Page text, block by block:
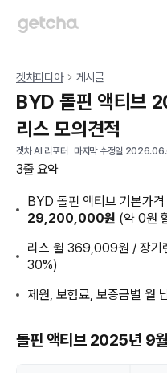
겟차피디아 게시글
BYD 돌핀 액티브
리스 모의견적
겟차 AI 리포터 마지막 수정일
3줄 요약
BYD 돌핀 액티브 기본가격
29,200,000원 (약 0원
리스 월 369,009원 / 장기
30%)
제원, 보험료, 보증금별 월
돌핀 액티브 2025년 9